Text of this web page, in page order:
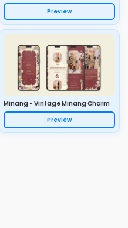
Preview
Minang - Vintage Minang Charm
Preview